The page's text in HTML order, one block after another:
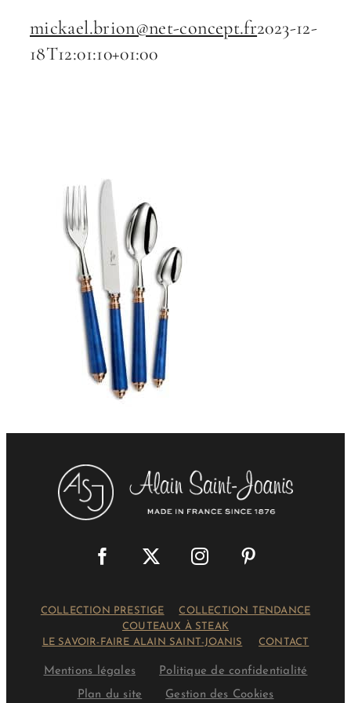
mickael.brion@net-concept.fr2023-12-
18T12:01:10+01:00
COLLECTION PRESTIGE
COLLECTION TENDANCE
COUTEAUX À STEAK
LE SAVOIR-FAIRE ALAIN SAINT-JOANIS
CONTACT
Mentions légales
Politique de confidentialité
Plan du site
Gestion des Cookies